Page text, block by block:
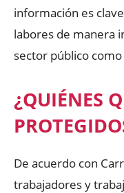
información es
labores de manera
sector público
¿QUIÉNES
De acuerdo con
trabajadores y